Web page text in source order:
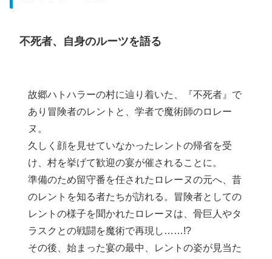
不死者、自身のルーツを語る
故郷ハトハラーの村に辿り着いた、『不死者』で
あり冒険者のレントと、学者で魔術師のロレー
ヌ。
久しく顔を見せていなかったレントの帰省を受
け、村を挙げて歓迎の宴が催されることに。
準備のため留守番を任されたロレーヌの元へ、昔
のレントを知る者たちが訪れる。冒険者としての
レントの様子を聞かれたロレーヌは、骨巨人やタ
ラスクとの戦闘を魔術で再現し……!?
その後、始まった宴の最中、レントの姿が見当た